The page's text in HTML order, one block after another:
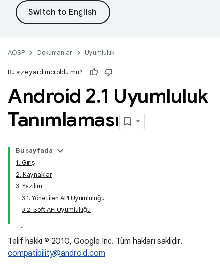
AOSP Dokümanlar Uyumluluk
Bu size yardımcı oldu mu?
Android 2.1 Uyumluluk
Tanımlaması
Bu sayfada
1. Giriş
2. Kaynaklar
3. Yazılım
3.1. Yönetilen API Uyumluluğu
3.2. Soft API Uyumluluğu
Telif hakkı © 2010, Google Inc. Tüm hakları saklıdır.
compatibility@android.com